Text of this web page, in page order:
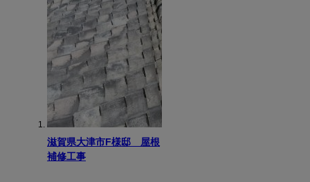
滋賀県大津市F様邸 屋根
補修工事